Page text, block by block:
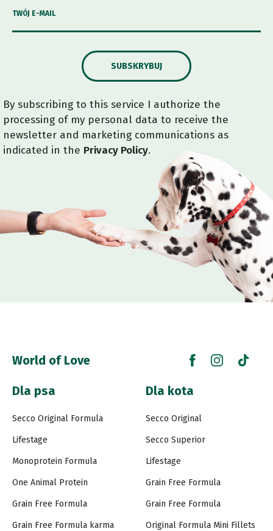
TWÓJ E-MAIL
SUBSKRYBUJ
By subscribing to this service I authorize the
processing of my personal data to receive the
newsletter and marketing communications as
indicated in the Privacy Policy.
World of Love
Dla psa
Secco Original Formula
Lifestage
Monoprotein Formula
One Animal Protein
Grain Free Formula
Grain Free Formula karma
Dla kota
Secco Original
Secco Superior
Lifestage
Grain Free Formula
Grain Free Formula
Original Formula Mini Fillets